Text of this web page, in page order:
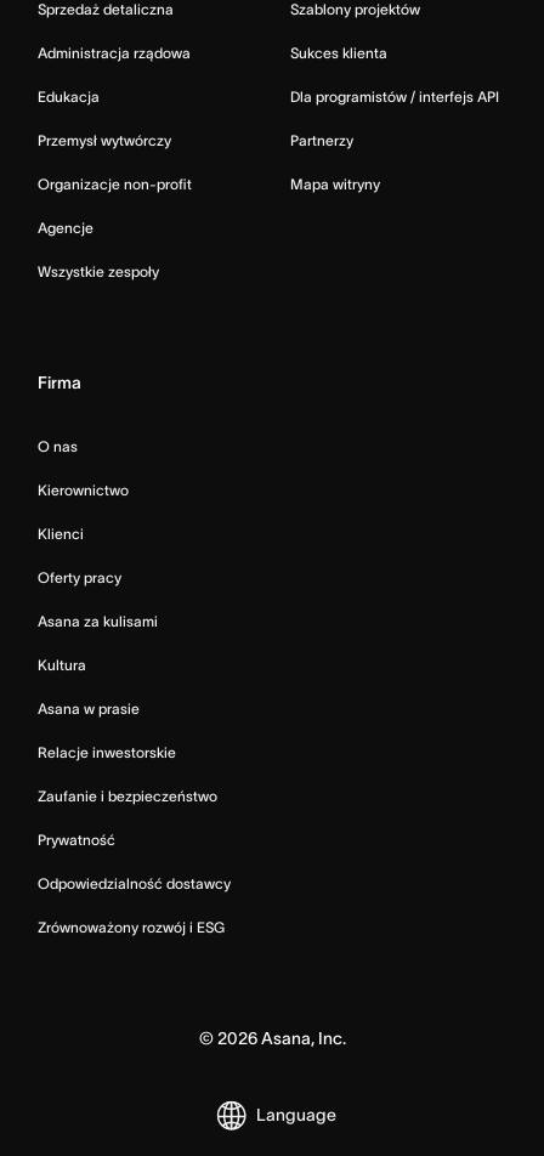
Sprzedaż detaliczna
Administracja rządowa
Edukacja
Przemysł wytwórczy
Organizacje non-profit
Agencje
Wszystkie zespoły
Szablony projektów
Sukces klienta
Dla programistów / interfejs API
Partnerzy
Mapa witryny
Firma
O nas
Kierownictwo
Klienci
Oferty pracy
Asana za kulisami
Kultura
Asana w prasie
Relacje inwestorskie
Zaufanie i bezpieczeństwo
Prywatność
Odpowiedzialność dostawcy
Zrównoważony rozwój i ESG
©2026Asana, Inc.
Language